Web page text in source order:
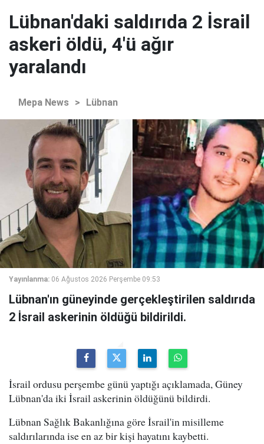
Lübnan'daki saldırıda 2 İsrail
askeri öldü, 4'ü ağır
yaralandı
Mepa News > Lübnan
Yayınlanma: 06 Ağustos 2026 Perşembe 09:53
Lübnan'ın güneyinde gerçekleştirilen saldırıda
2 İsrail askerinin öldüğü bildirildi.
İsrail ordusu perşembe günü yaptığı açıklamada, Güney
Lübnan'da iki İsrail askerinin öldüğünü bildirdi.
Lübnan Sağlık Bakanlığına göre İsrail'in misilleme
saldırılarında ise en az bir kişi hayatını kaybetti.